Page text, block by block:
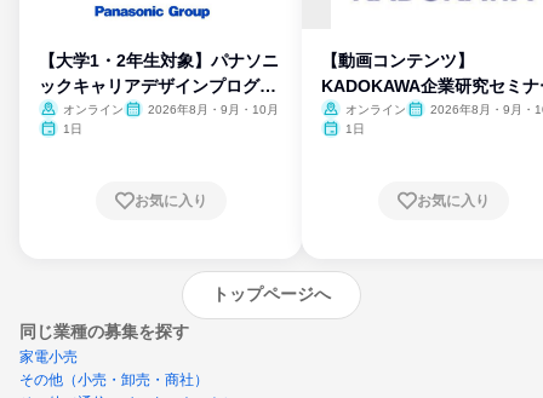
【大学1・2年生対象】パナソニ
ックキャリアデザインプログラ
ム
オンライン
2026年8月・9月・10月
1日
お気に入り
【動画コンテンツ】
KADOKAWA企業研究セミナ
オンライン
2026年8月・9月・
1日
お気に入り
トップページへ
同じ業種の募集を探す
家電小売
その他（小売・卸売・商社）